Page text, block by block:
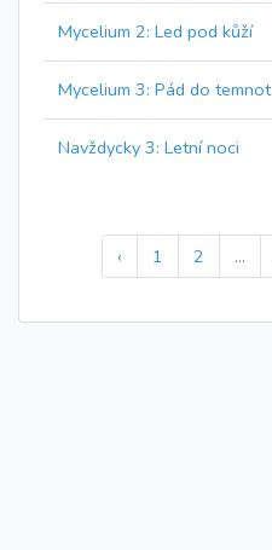
Mycelium 2: Led pod kůží
Mycelium 3: Pád do temnot
Navždycky 3: Letní noci
‹ 1 2 ...